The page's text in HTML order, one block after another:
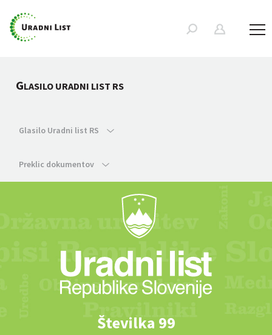
GLASILO URADNI LIST RS
Glasilo Uradni list RS
Preklic dokumentov
Številka 99